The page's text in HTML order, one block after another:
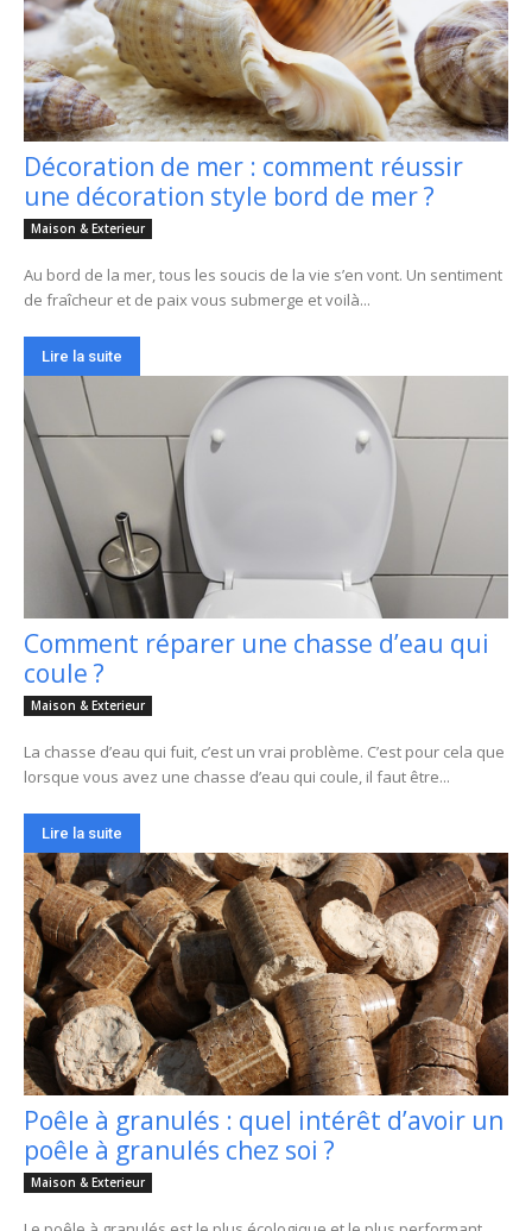
Décoration de mer : comment réussir
une décoration style bord de mer ?
Maison & Exterieur
Au bord de la mer, tous les soucis de la vie s’en vont. Un sentiment
de fraîcheur et de paix vous submerge et voilà...
Lire la suite
Comment réparer une chasse d’eau qui
coule ?
Maison & Exterieur
La chasse d’eau qui fuit, c’est un vrai problème. C’est pour cela que
lorsque vous avez une chasse d’eau qui coule, il faut être...
Lire la suite
Poêle à granulés : quel intérêt d’avoir un
poêle à granulés chez soi ?
Maison & Exterieur